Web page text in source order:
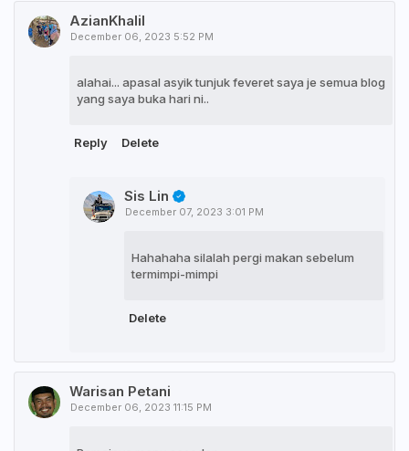
AzianKhalil
December 06, 2023 5:52 PM
alahai... apasal asyik tunjuk feveret saya je semua blog
yang saya buka hari ni..
Reply Delete
Sis Lin
December 07, 2023 3:01 PM
Hahahaha silalah pergi makan sebelum
termimpi-mimpi
Delete
Warisan Petani
December 06, 2023 11:15 PM